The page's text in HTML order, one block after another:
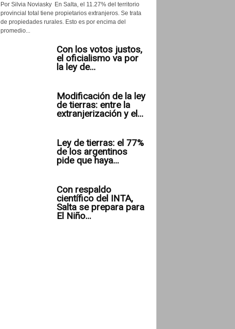
Por Silvia Noviasky En Salta, el 11.27% del territorio
provincial total tiene propietarios extranjeros. Se trata
de propiedades rurales. Esto es por encima del
promedio...
Con los votos justos,
el oficialismo va por
la ley de...
Modificación de la ley
de tierras: entre la
extranjerización y el...
Ley de tierras: el 77%
de los argentinos
pide que haya...
Con respaldo
científico del INTA,
Salta se prepara para
El Niño...